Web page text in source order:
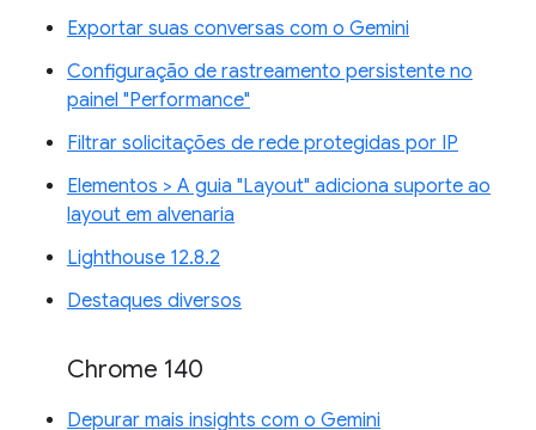
Exportar suas conversas com o Gemini
Configuração de rastreamento persistente no
painel "Performance"
Filtrar solicitações de rede protegidas por IP
Elementos > A guia "Layout" adiciona suporte ao
layout em alvenaria
Lighthouse 12.8.2
Destaques diversos
Chrome 140
Depurar mais insights com o Gemini